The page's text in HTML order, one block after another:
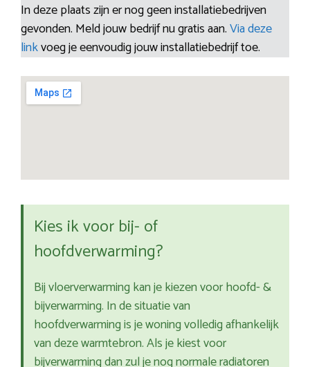
In deze plaats zijn er nog geen installatiebedrijven
gevonden. Meld jouw bedrijf nu gratis aan.Via deze
linkvoeg je eenvoudig jouw installatiebedrijf toe.
Kies ik voor bij- of
hoofdverwarming?
Bij vloerverwarming kan je kiezen voor hoofd- &
bijverwarming. In de situatie van
hoofdverwarming is je woning volledig afhankelijk
van deze warmtebron. Als je kiest voor
bijverwarming dan zul je nog normale radiatoren